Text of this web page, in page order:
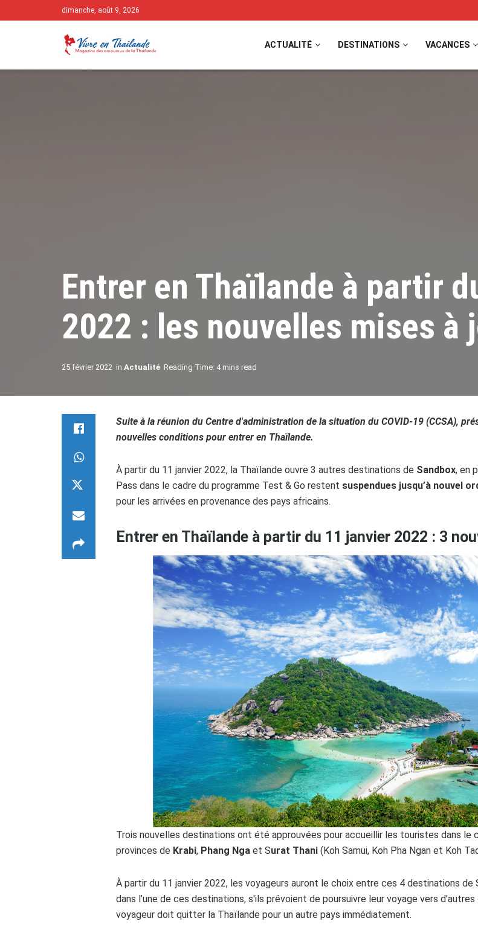
dimanche, août 9, 2026
ACTUALITÉ DESTINATIONS VACANCES
Entrer en Thaïlande à partir
2022 : les nouvelles mises à
25 février 2022 in Actualité Reading Time: 4 mins read
Suite à la réunion du Centre d'administration de la situation du COVID-19 (CCSA),
nouvelles conditions pour entrer en Thaïlande.
À partir du 11 janvier 2022, la Thaïlande ouvre 3 autres destinations de Sandbox, en
Pass dans le cadre du programme Test & Go restent suspendues jusqu’à nouvel
pour les arrivées en provenance des pays africains.
Entrer en Thaïlande à partir du 11 janvier 2022 : 3
Trois nouvelles destinations ont été approuvées pour accueillir les touristes dans le
provinces de Krabi, Phang Nga et Surat Thani (Koh Samui, Koh Pha Ngan et Koh
À partir du 11 janvier 2022, les voyageurs auront le choix entre ces 4 destinations
dans l’une de ces destinations, s'ils prévoient de poursuivre leur voyage vers
voyageur doit quitter la Thaïlande pour un autre pays immédiatement.